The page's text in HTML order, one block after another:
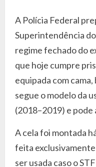
A Polícia Federal
Superintendência
regime fechado do
que hoje cumpre
equipada com
segue o modelo da
(2018–2019) e
A cela foi montada
feita
ser usada caso o